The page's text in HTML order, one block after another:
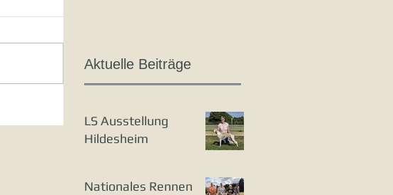
Aktuelle Beiträge
LS Ausstellung
Hildesheim
Nationales Rennen